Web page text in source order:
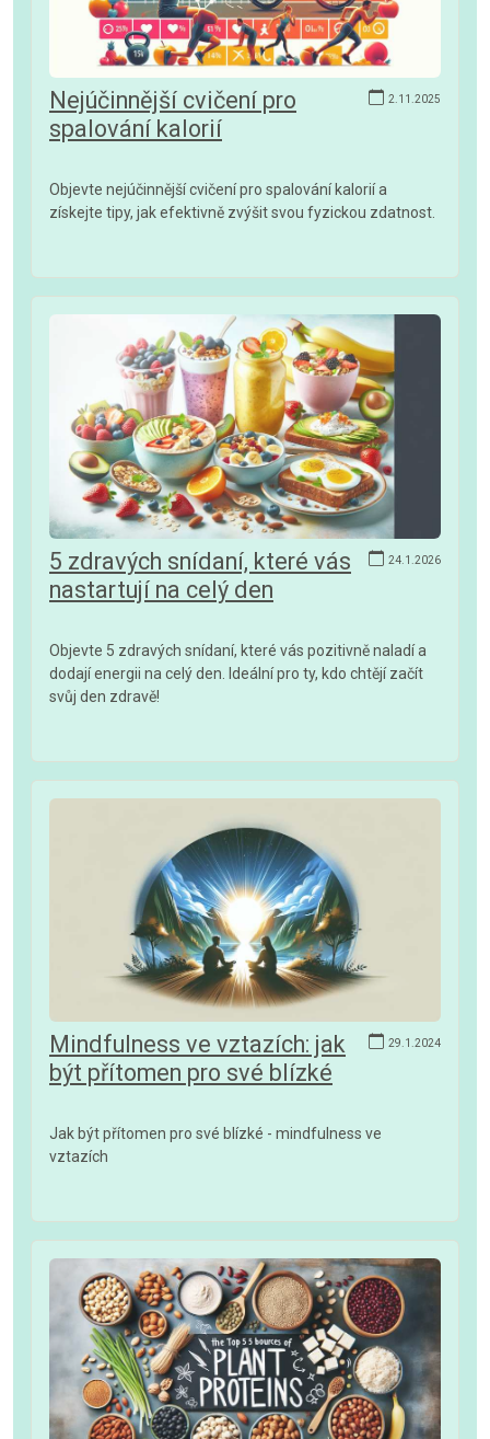
2.11.2025
Nejúčinnější cvičení pro
spalování kalorií
Objevte nejúčinnější cvičení pro spalování kalorií a
získejte tipy, jak efektivně zvýšit svou fyzickou zdatnost.
24.1.2026
5 zdravých snídaní, které vás
nastartují na celý den
Objevte 5 zdravých snídaní, které vás pozitivně naladí a
dodají energii na celý den. Ideální pro ty, kdo chtějí začít
svůj den zdravě!
29.1.2024
Mindfulness ve vztazích: jak
být přítomen pro své blízké
Jak být přítomen pro své blízké - mindfulness ve
vztazích